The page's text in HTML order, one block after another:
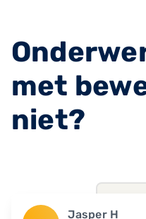
met
niet?
Jasper H